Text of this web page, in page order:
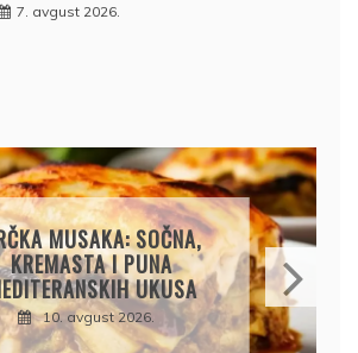
7. avgust 2026.
SA PESTOM,
ČERI PARADAJZOM I
MOCARELOM: LJETNI
RUČAK GOTOV ZA 20
MINUTA
10. avgust 2026.